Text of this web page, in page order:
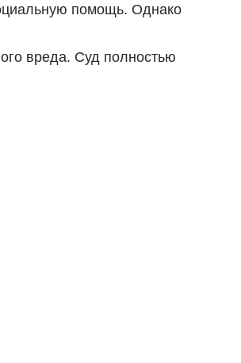
помощь. Однако
вреда. Суд полностью